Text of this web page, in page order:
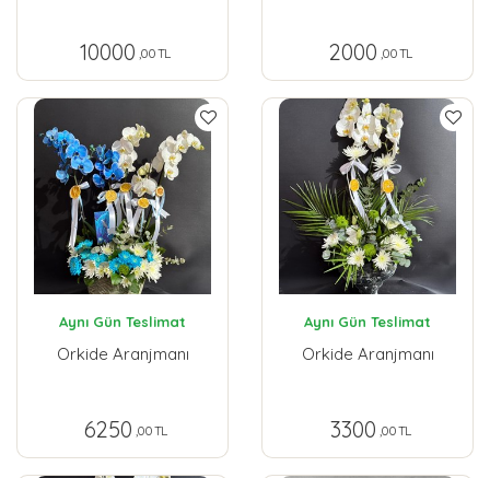
10000 ,00 TL 2000 ,00 TL
Aynı Gün Teslimat
Orkide Aranjmanı
6250 ,00 TL
Aynı Gün Teslimat
Orkide Aranjmanı
3300 ,00 TL